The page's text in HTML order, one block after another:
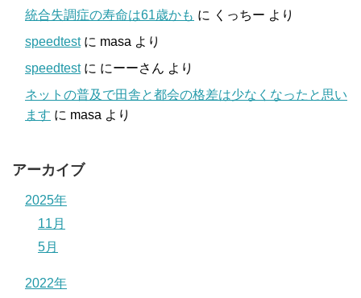
統合失調症の寿命は61歳かも に くっちー より
speedtestに masa より
speedtestに にーーさん より
ネットの普及で田舎と都会の格差は少なくなったと思い
ます に masa より
アーカイブ
2025年
11月
5月
2022年